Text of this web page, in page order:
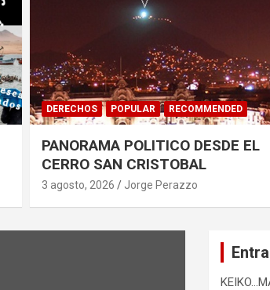
DERECHOS POPULAR RECOMMENDED
PANORAMA POLITICO DESDE EL
CERRO SAN CRISTOBAL
3 agosto, 2026 Jorge Perazzo